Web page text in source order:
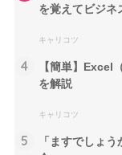
を覚えてビジネ
キャリコツ
4
【簡単】Excel
を解説
キャリコツ
5
「ますでしょ